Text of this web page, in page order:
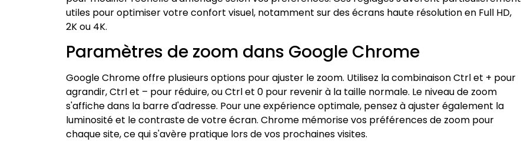
utiles pour optimiser votre confort visuel, notamment sur des écrans haute résolution en Full HD,
2K ou 4K.
Paramètres de zoom dans Google Chrome
Google Chrome offre plusieurs options pour ajuster le zoom. Utilisez la combinaison Ctrl et + pour
agrandir, Ctrl et – pour réduire, ou Ctrl et 0 pour revenir à la taille normale. Le niveau de zoom
s'affiche dans la barre d'adresse. Pour une expérience optimale, pensez à ajuster également la
luminosité et le contraste de votre écran. Chrome mémorise vos préférences de zoom pour
chaque site, ce qui s'avère pratique lors de vos prochaines visites.